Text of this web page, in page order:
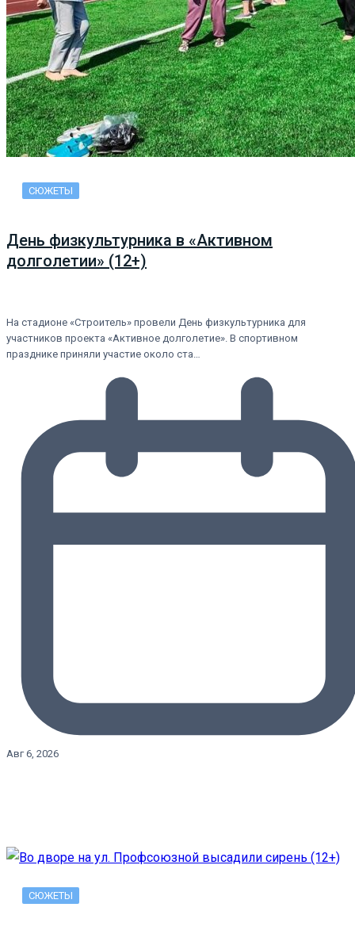
СЮЖЕТЫ
День физкультурника в «Активном
долголетии» (12+)
На стадионе «Строитель» провели День физкультурника для
участников проекта «Активное долголетие». В спортивном
празднике приняли участие около ста…
Авг 6, 2026
СЮЖЕТЫ